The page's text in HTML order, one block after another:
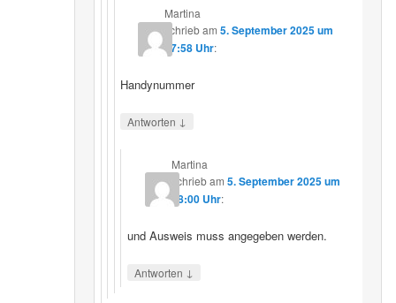
Martina
schriebam5. September 2025 um
17:58 Uhr:
Handynummer
Antworten ↓
Martina
schriebam 5. September 2025 um
18:00 Uhr:
und Ausweis muss angegeben werden.
Antworten ↓